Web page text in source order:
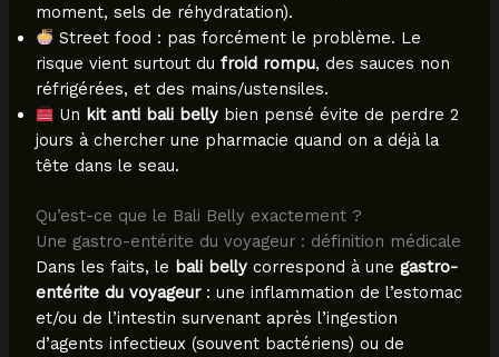
moment, sels de réhydratation).
Street food : pas forcément le problème. Le
risque vient surtout du froid rompu, des sauces non
réfrigérées, et des mains/ustensiles.
Un kit anti bali belly bien pensé évite de perdre 2
jours à chercher une pharmacie quand on a déjà la
tête dans le seau.
Qu’est-ce que le Bali Belly exactement ?
Une gastro-entérite du voyageur : définition médicale
Dans les faits, le bali bellycorrespond à une gastro-
entérite du voyageur: une inflammation de l’estomac
et/ou de l’intestin survenant après l’ingestion
d’agents infectieux (souvent bactériens) ou de